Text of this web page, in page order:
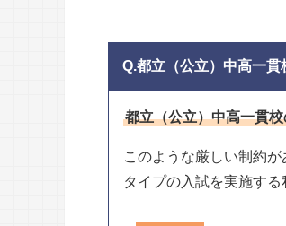
Q.都立（公立）中高一貫
都立（公立）中高一貫
このような厳しい制約
タイプの入試を実施す